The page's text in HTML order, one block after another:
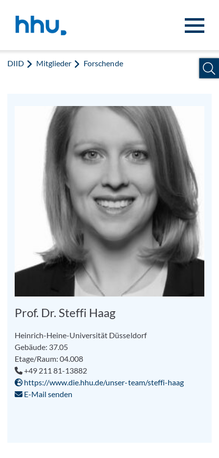
DIID Mitglieder Forschende
Prof. Dr. Steffi Haag
Heinrich-Heine-Universität Düsseldorf
Gebäude: 37.05
Etage/Raum: 04.008
+49 211 81-13882
https://www.die.hhu.de/unser-team/steffi-haag
E-Mail senden